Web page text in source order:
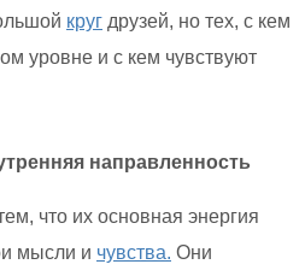
круг друзей, но тех, с кем
уровне и с кем чувствуют
направленность
что их основная энергия
мысли и чувства. Они